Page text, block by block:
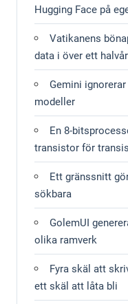
Hugging Face på
Vatikanens
data i över ett halvår
Gemini
modeller
En 8-
transistor för
Ett gränssnitt
sökbara
GolemUI
olika ramverk
Fyra skäl att
ett skäl att låta bli